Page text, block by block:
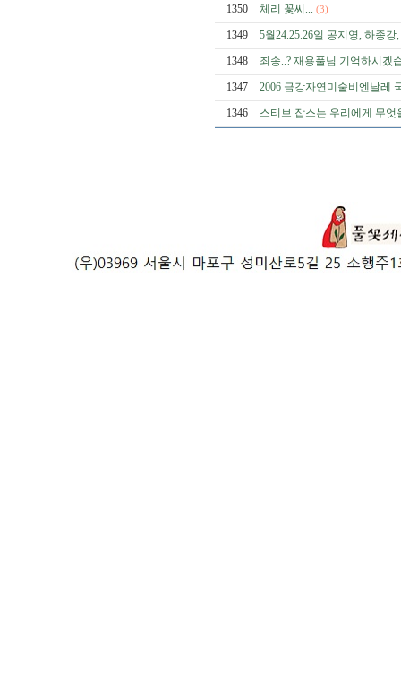
1350 체리 꽃씨... (3)
1349 5월24.25.26일 공지영, 하종
1348 죄송..? 재용풀님 기억하시겠
1347 2006 금강자연미술비엔날레
1346 스티브 잡스는 우리에게 무엇